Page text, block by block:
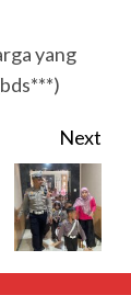
yang
Next